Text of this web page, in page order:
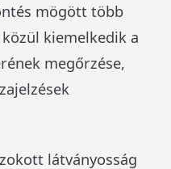
mögött több
kiemelkedik a
megőrzése,
látványosság